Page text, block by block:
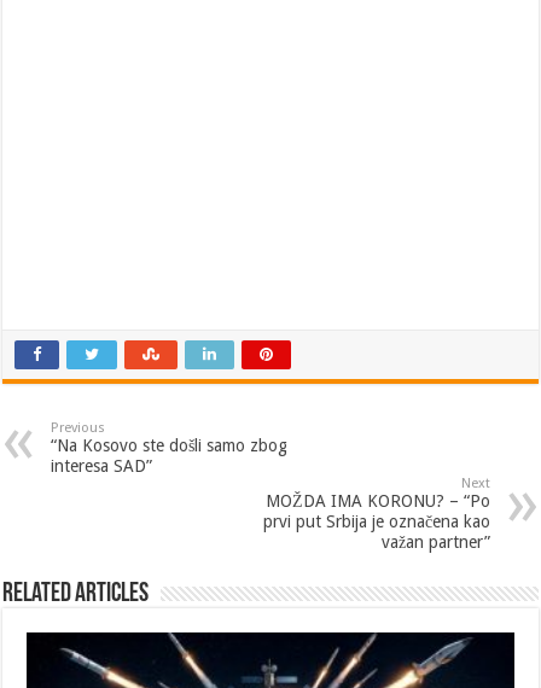
Previous
“Na Kosovo ste došli samo zbog
interesa SAD”
Next
MOŽDA IMA KORONU? – “Po
prvi put Srbija je označena kao
važan partner”
Related Articles